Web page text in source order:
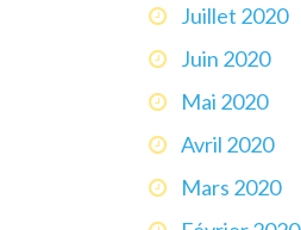
Juillet 2020
Juin 2020
Mai 2020
Avril 2020
Mars 2020